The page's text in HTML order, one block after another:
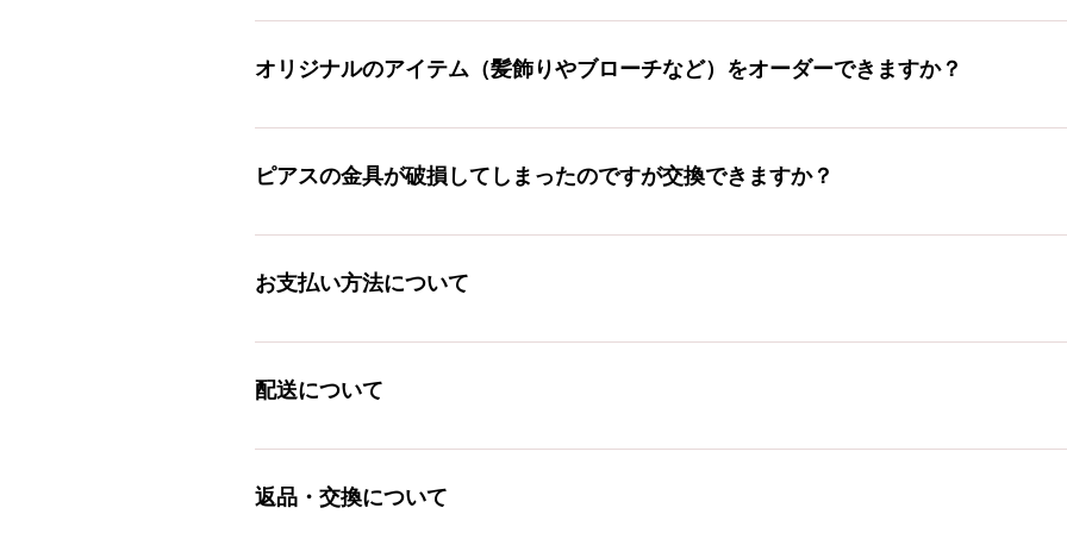
可能です。 水引の種類はたくさんありますので、ご希望の方はじゃぱかるのインスタグラム
オリジナルのアイテム（髪飾りやブローチなど）をオーダーできますか？
できるだけ対応させていただきますが、ご希望に添えない場合もございますのであらかじめご
ピアスの金具が破損してしまったのですが交換できますか？
可能です。 ご利用状況によっては無償（送料のみご負担）で交換させていただく場合もあり
お支払い方法について
代金引換でのお支払いになります。 代金引換以外でのお支払いをご希望の場合は注文後でも
金額をお知らせします。 ↓ ２～４営業日以内に商品を発送します。 ↓ 商品の受け取り。
配送について
<ゆうパック代引き> 送料 1,100円（代引き手数料を含む） ※北海道，沖縄，東北地方 は＋
無料 ※定形外郵便に対応している商品のみ 送料は予告なく変更する場合があります。
返品・交換について